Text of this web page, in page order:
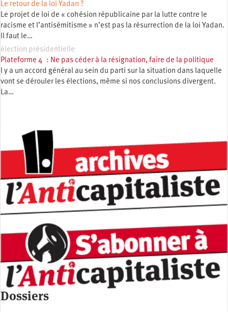
Le retour de la loi Yadan ?
Le projet de loi de « cohésion républicaine par la lutte contre le
racisme et l’antisémitisme » n’est pas la résurrection de la loi Yadan.
Il faut le…
élection présidentielle
Plateforme 4 : Ne pas céder à la résignation, faire de la politique
l y a un accord général au sein du parti sur la situation dans laquelle
vont se dérouler les élections, même si nos conclusions divergent.
La…
Dossiers